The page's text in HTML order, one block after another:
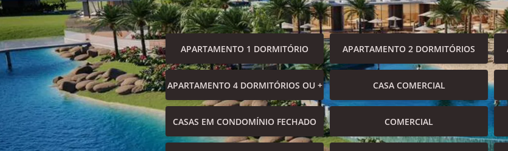
APARTAMENTO 1 DORMITÓRIO APARTAMENTO 2 DORMITÓRIOS
APARTAMENTO 4 DORMITÓRIOS OU + CASA COMERCIAL
CASAS EM CONDOMÍNIO FECHADO COMERCIAL